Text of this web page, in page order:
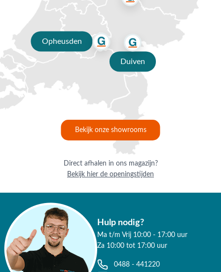
✔ 80 jaar ervaring
✔ Persoonlijk advies van specialisten
9.4/10 uit 19.500+ klantbeoordelingen
✔ Gratis verzending vanaf €50,-
✔ 3 fysieke showrooms
Opheusden
Duiven
Bekijk onze showrooms
Direct afhalen in ons magazijn?
Bekijk hier de openingstijden
Hulp nodig?
Ma t/m Vrij 10:00 - 17:00 uur
Za 10:00 tot 17:00 uur
0488 - 441220